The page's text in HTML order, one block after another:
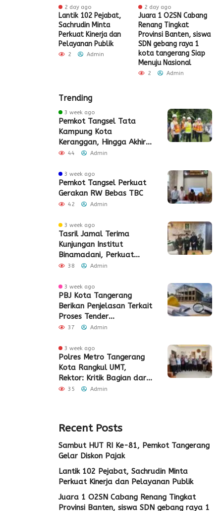
2 day ago
Lantik 102 Pejabat,
Sachrudin Minta
Perkuat Kinerja dan
Pelayanan Publik
2 Admin
2 day ago
Juara 1 O2SN Cabang
Renang Tingkat
Provinsi Banten, siswa
SDN gebang raya 1
kota tangerang Siap
Menuju Nasional
2 Admin
Trending
3 week ago
Pemkot Tangsel Tata
Kampung Kota
Keranggan, Hingga Akhir
2026
44 Admin
3 week ago
Pemkot Tangsel Perkuat
Gerakan RW Bebas TBC
42 Admin
3 week ago
Tasril Jamal Terima
Kunjungan Institut
Binamadani, Perkuat
Sinergi Bangun SDM Kota
38 Admin
3 week ago
PBJ Kota Tangerang
Berikan Penjelasan Terkait
Proses Tender
Pembangunan Eks Pabrik
37 Admin
3 week ago
Polres Metro Tangerang
Kota Rangkul UMT,
Rektor: Kritik Bagian dari
Demokrasi
35 Admin
Recent Posts
Sambut HUT RI Ke-81, Pemkot Tangerang
Gelar Diskon Pajak
Lantik 102 Pejabat, Sachrudin Minta
Perkuat Kinerja dan Pelayanan Publik
Juara 1 O2SN Cabang Renang Tingkat
Provinsi Banten, siswa SDN gebang raya 1